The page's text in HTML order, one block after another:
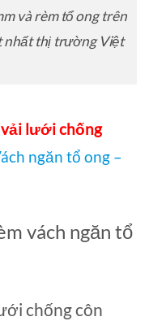
và rèm tổ ong trên
nhất thị trường Việt
vải lưới chống
ngăn tổ ong –
vách ngăn tổ
chống côn